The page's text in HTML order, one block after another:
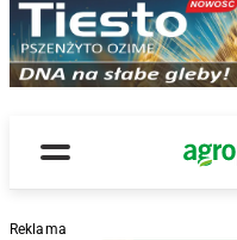
Menu
Main
Reklama